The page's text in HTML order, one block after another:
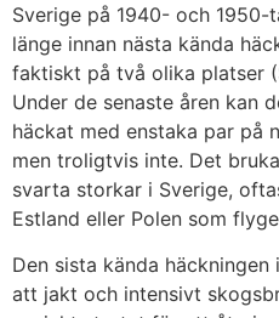
Sverige på 1940- och
länge innan nästa kända
faktiskt på två olika platser
Under de senaste åren kan
häckat med enstaka par på
men troligtvis inte. Det
svarta storkar i Sverige,
Estland eller Polen som
Den sista kända
att jakt och intensivt